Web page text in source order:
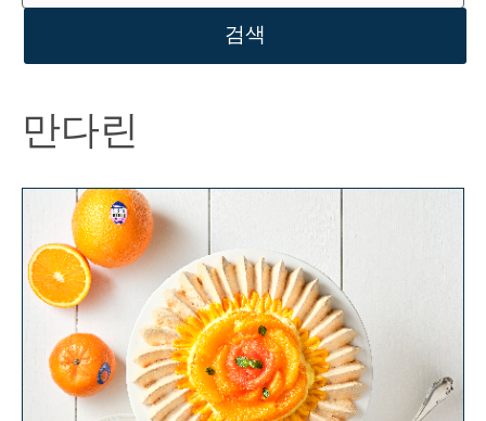
검색
만다린